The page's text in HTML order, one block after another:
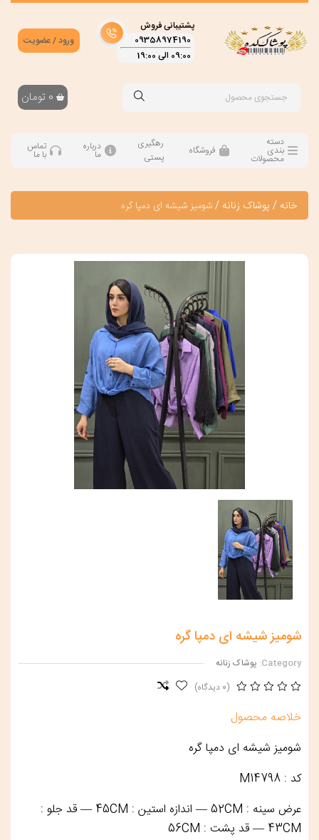
پشتیبانی فروش
09358974190
09:00 الی 19:00
ورود / عضویت
0 تومان
دسته
بندی
محصولات
فروشگاه
رهگیری
پستی
درباره
ما
تماس
با ما
خانه / پوشاک زنانه /شومیز شیشه ای دمپا گره
شومیز شیشه ای دمپا گره
Category: پوشاک زنانه
(0 دیدگاه)
خلاصه محصول
شومیز شیشه ای دمپا گره
کد : M14798
عرض سینه : 52CM — اندازه استین : 45CM — قد جلو :
43CM — قد پشت : 56CM